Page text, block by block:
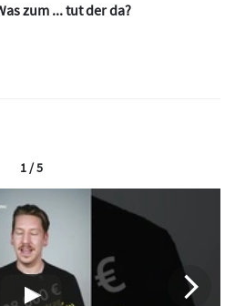
zum ... tut der da?
1 / 5